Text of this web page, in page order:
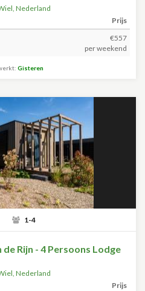
, Nederland
Prijs
€557
per weekend
Gisteren
1-4
Rijn - 4 Persoons Lodge
, Nederland
Prijs